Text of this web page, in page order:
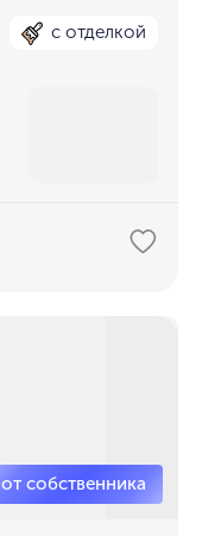
с отделкой